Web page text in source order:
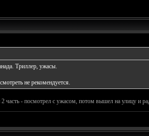
Триллер, ужасы.
не рекомендуется.
часть - посмотрел с ужасом, потом вышел на улицу и